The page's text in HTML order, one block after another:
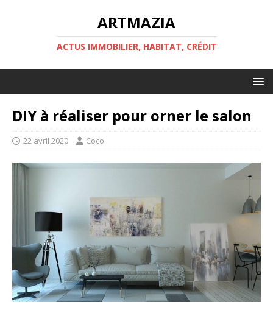
ARTMAZIA
ACTUS IMMOBILIER, HABITAT, CRÉDIT
DIY à réaliser pour orner le salon
22 avril 2020 Coco